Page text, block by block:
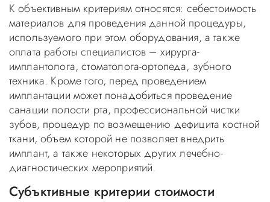
К объективным критериям относятся: себестоимость
материалов для проведения данной процедуры,
используемого при этом оборудования, а также
оплата работы специалистов – хирурга-
имплантолога, стоматолога-ортопеда, зубного
техника. Кроме того, перед проведением
имплантации может понадобиться проведение
санации полости рта, профессиональной чистки
зубов, процедур по возмещению дефицита костной
ткани, объем которой не позволяет внедрить
имплант, а также некоторых других лечебно-
диагностических мероприятий.
Субъктивные критерии стоимости